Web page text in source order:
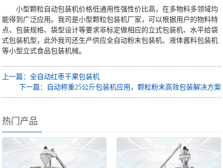
小型颗粒自动包装机价格低通用性强性价比高，在多物料多领域均
能得到广泛应用。我司是小型颗粒包装机厂家，可以根据用户的物料特
点、包装规格、袋型设计等要求非标定做相应的立式包装机、水平给袋
式包装机型，此外我司还生产供应全自动粉末包装机、液体酱料包装机
等小型立式食品包装机械。
上一篇：全自动红枣干果包装机
下一篇：自动称重25公斤包装机应用，颗粒粉末高效包装解决方案
热门产品